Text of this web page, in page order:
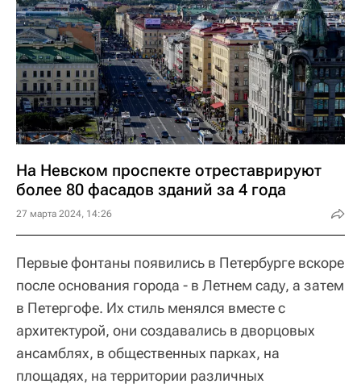
На Невском проспекте отреставрируют
более 80 фасадов зданий за 4 года
27 марта 2024, 14:26
Первые фонтаны появились в Петербурге вскоре
после основания города - в Летнем саду, а затем
в Петергофе. Их стиль менялся вместе с
архитектурой, они создавались в дворцовых
ансамблях, в общественных парках, на
площадях, на территории различных